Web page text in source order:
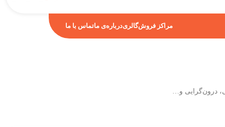
مراکز فروشگالریدرباره‌ی ماتماس با ما
درون‌گرایی و…